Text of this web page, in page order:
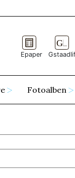
Epaper
Fotoalben